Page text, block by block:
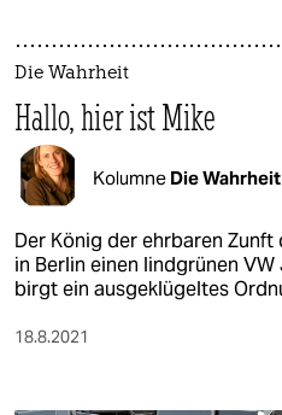
Die Wahrheit
Hallo, hier ist Mike
Kolumne Die Wahrheit
Der König der ehrbaren
in Berlin einen lindgrünen
birgt ein ausgeklügeltes
18.8.2021